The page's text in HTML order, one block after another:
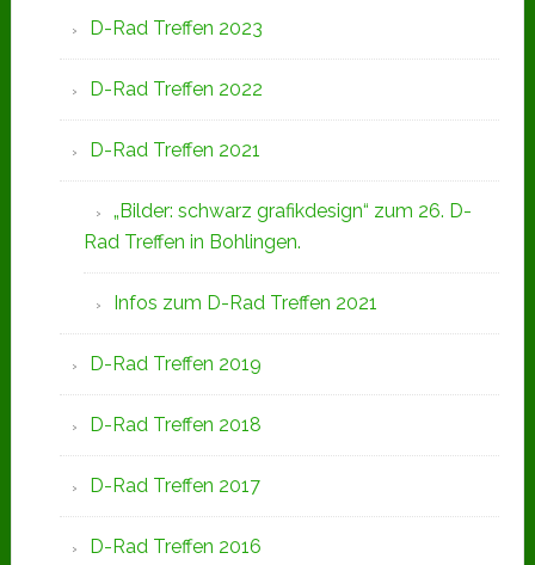
D-Rad Treffen 2023
D-Rad Treffen 2022
D-Rad Treffen 2021
„Bilder: schwarz grafikdesign“ zum 26. D-
Rad Treffen in Bohlingen.
Infos zum D-Rad Treffen 2021
D-Rad Treffen 2019
D-Rad Treffen 2018
D-Rad Treffen 2017
D-Rad Treffen 2016